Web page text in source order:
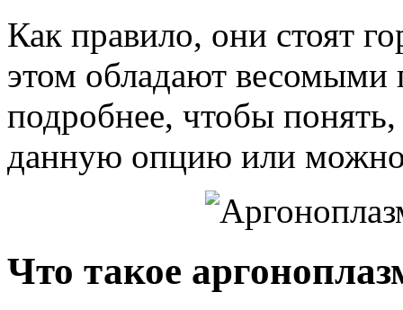
Как правило, они стоят
этом обладают весомыми
подробнее, чтобы понять,
данную опцию или можно
Что такое